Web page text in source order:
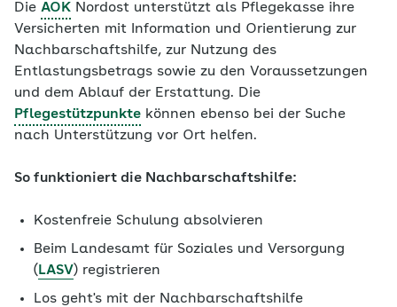
Die AOK Nordost unterstützt als Pflegekasse ihre
Versicherten mit Information und Orientierung zur
Nachbarschaftshilfe, zur Nutzung des
Entlastungsbetrags sowie zu den Voraussetzungen
und dem Ablauf der Erstattung. Die
Pflegestützpunkte können ebenso bei der Suche
nach Unterstützung vor Ort helfen.
So funktioniert die Nachbarschaftshilfe:
Kostenfreie Schulung absolvieren
Beim Landesamt für Soziales und Versorgung
( LASV) registrieren
Los geht's mit der Nachbarschaftshilfe